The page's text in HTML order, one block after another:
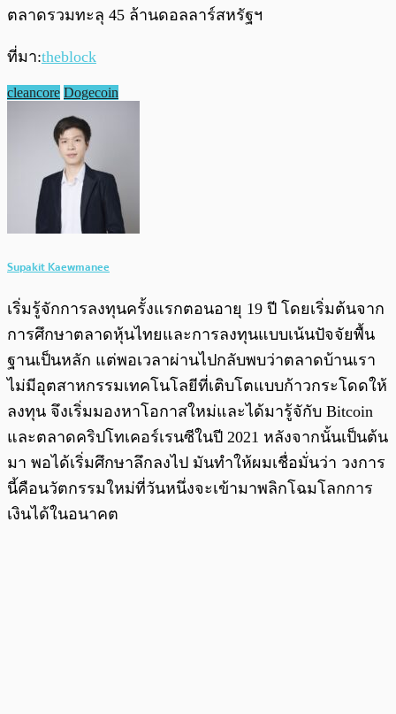
ตลาดรวมทะลุ 45 ล้านดอลลาร์สหรัฐฯ
ที่มา:theblock
cleancore Dogecoin
Supakit Kaewmanee
เริ่มรู้จักการลงทุนครั้งแรกตอนอายุ 19 ปี โดยเริ่มต้นจาก
การศึกษาตลาดหุ้นไทยและการลงทุนแบบเน้นปัจจัยพื้น
ฐานเป็นหลัก แต่พอเวลาผ่านไปกลับพบว่าตลาดบ้านเรา
ไม่มีอุตสาหกรรมเทคโนโลยีที่เติบโตแบบก้าวกระโดดให้
ลงทุน จึงเริ่มมองหาโอกาสใหม่และได้มารู้จักับ Bitcoin
และตลาดคริปโทเคอร์เรนซีในปี 2021 หลังจากนั้นเป็นต้น
มา พอได้เริ่มศึกษาลึกลงไป มันทำให้ผมเชื่อมั่นว่า วงการ
นี้คือนวัตกรรมใหม่ที่วันหนึ่งจะเข้ามาพลิกโฉมโลกการ
เงินได้ในอนาคต